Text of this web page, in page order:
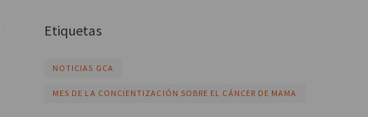
Etiquetas
NOTICIAS GCA
MES DE LA CONCIENTIZACIÓN SOBRE EL CÁNCER DE MAMA